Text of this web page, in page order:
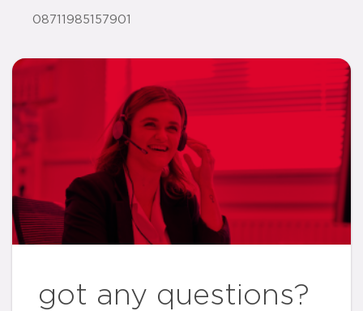
08711985157901
got any questions?